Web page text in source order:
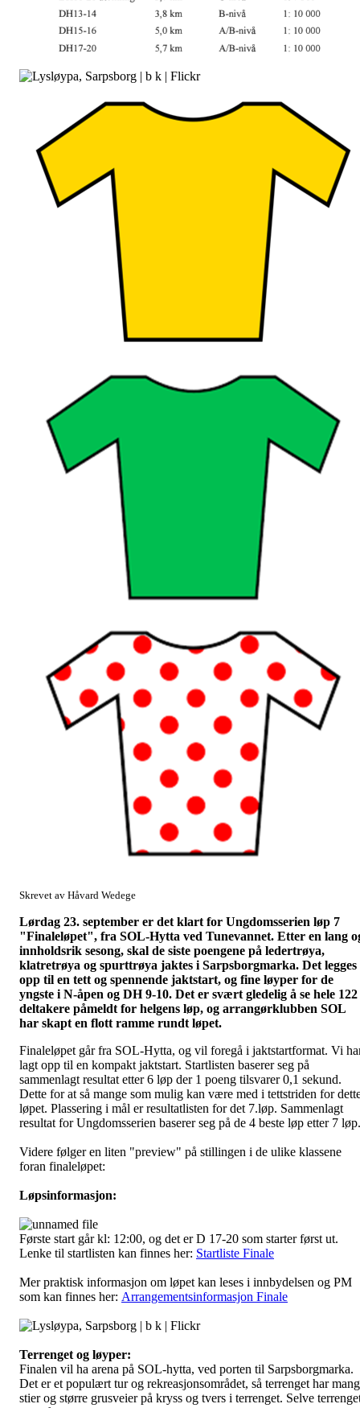
Skrevet av Håvard Wedege
Lørdag 23. september er det klart for Ungdomsserien løp 7
"Finaleløpet", fra SOL-Hytta ved Tunevannet. Etter en lang
innholdsrik sesong, skal de siste poengene på ledertrøya,
klatretrøya og spurttrøya jaktes i Sarpsborgmarka. Det legges
opp til en tett og spennende jaktstart, og fine løyper for de
yngste i N-åpen og DH 9-10. Det er svært gledelig å se hele 122
deltakere påmeldt for helgens løp, og arrangørklubben SOL
har skapt en flott ramme rundt løpet.
Finaleløpet går fra SOL-Hytta, og vil foregå i jaktstartformat. Vi
lagt opp til en kompakt jaktstart. Startlisten baserer seg på
sammenlagt resultat etter 6 løp der 1 poeng tilsvarer 0,1 sekund.
Dette for at så mange som mulig kan være med i tettstriden for
løpet. Plassering i mål er resultatlisten for det 7.løp. Sammenlagt
resultat for Ungdomsserien baserer seg på de 4 beste løp etter 7 løp.
Videre følger en liten "preview" på stillingen i de ulike klassene
foran finaleløpet:
Løpsinformasjon:
Første start går kl: 12:00, og det er D 17-20 som starter først ut.
Lenke til startlisten kan finnes her: Startliste Finale
Mer praktisk informasjon om løpet kan leses i innbydelsen og PM
som kan finnes her: Arrangementsinformasjon Finale
Terrenget og løyper:
Finalen vil ha arena på SOL-hytta, ved porten til Sarpsborgmarka.
Det er et populært tur og rekreasjonsområdet, så terrenget har
stier og større grusveier på kryss og tvers i terrenget. Selve